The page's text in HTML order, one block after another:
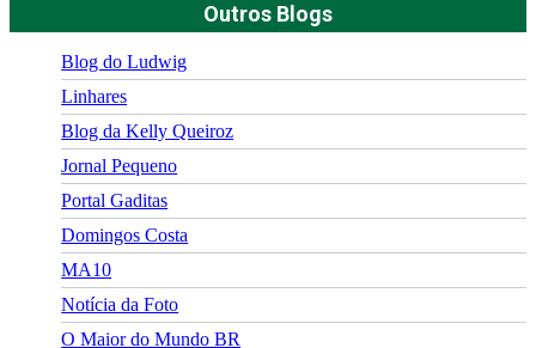
Outros Blogs
Blog do Ludwig
Linhares
Blog da Kelly Queiroz
Jornal Pequeno
Portal Gaditas
Domingos Costa
MA10
Notícia da Foto
O Maior do Mundo BR